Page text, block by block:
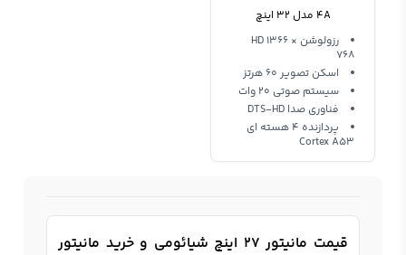
4A مدل 32 اینچ
رزولوشن HD 1366 ×
768
اسکن تصویر 60 هرتز
سیستم صوتی 20 وات
فناوری صدا DTS-HD
پردازنده 4 هسته ای
Cortex A53
قیمت مانیتور 27 اینچ شیائومی و خرید مانیتور